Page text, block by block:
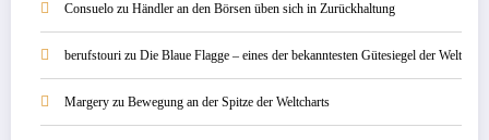
Consuelo zu Händler an den Börsen üben sich in Zurückhaltung
berufstouri zu Die Blaue Flagge – eines der bekanntesten Gütesiegel der Welt
Margery zu Bewegung an der Spitze der Weltcharts